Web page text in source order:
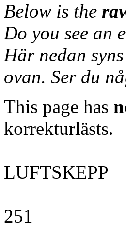
Below is the
Do you see an
Här nedan syns
ovan. Ser du
This page has
korrekturlästs.
LUFTSKEPP
251